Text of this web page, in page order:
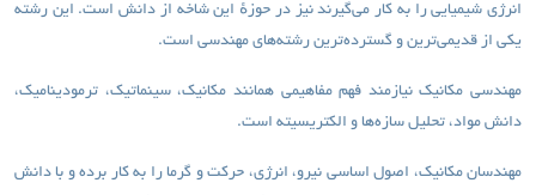
انرژی شیمیایی را به کار می‌گیرند نیز در حوزهٔ این شاخه از دانش است. این رشته
یکی از قدیمی‌ترین و گسترده‌ترین رشته‌های مهندسی است.
مهندسی مکانیک نیازمند فهم مفاهیمی همانند مکانیک، سینماتیک، ترمودینامیک،
دانش مواد، تحلیل سازه‌ها و الکتریسیته است.
مهندسان مکانیک، اصول اساسی نیرو، انرژی، حرکت و گرما را به کار برده و با دانش